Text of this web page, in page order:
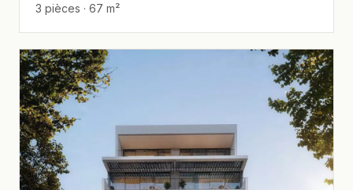
3 pièces · 67 m²